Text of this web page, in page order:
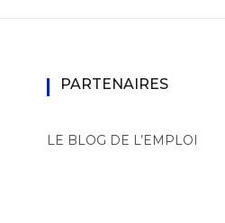
PARTENAIRES
LE BLOG DE L’EMPLOI